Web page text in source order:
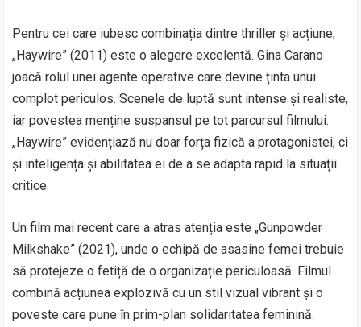
Pentru cei care iubesc combinația dintre thriller și acțiune,
„Haywire” (2011) este o alegere excelentă. Gina Carano
joacă rolul unei agente operative care devine ținta unui
complot periculos. Scenele de luptă sunt intense și realiste,
iar povestea menține suspansul pe tot parcursul filmului.
„Haywire” evidențiază nu doar forța fizică a protagonistei, ci
și inteligența și abilitatea ei de a se adapta rapid la situații
critice.
Un film mai recent care a atras atenția este „Gunpowder
Milkshake” (2021), unde o echipă de asasine femei trebuie
să protejeze o fetiță de o organizație periculoasă. Filmul
combină acțiunea explozivă cu un stil vizual vibrant și o
poveste care pune în prim-plan solidaritatea feminină.